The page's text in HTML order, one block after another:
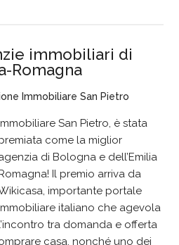
immobiliari di
Romagna
Immobiliare San Pietro
San Pietro, è stata
come la miglior
di Bologna e dell’Emilia
Il premio arriva da
importante portale
italiano che agevola
tra domanda e offerta
casa, nonché uno dei